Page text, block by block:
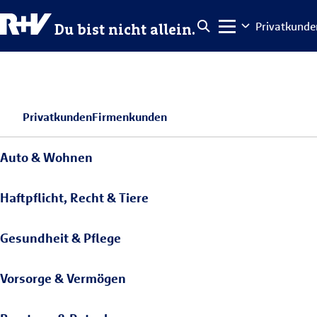
Du bist nicht allein.
PrivatkundenFirmenkunden
Auto & Wohnen
Haftpflicht, Recht & Tiere
Gesundheit & Pflege
Vorsorge & Vermögen